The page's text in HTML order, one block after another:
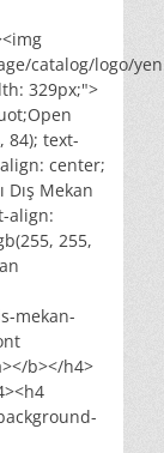
catalog/logo/
329px;">
84); text-
center;
Mekan
align:
255,
mekan-
b></h4>